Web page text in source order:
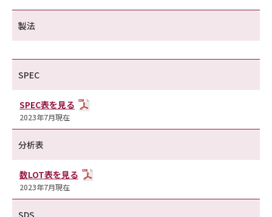
製法
SPEC
SPEC表を見る
2023年7月現在
分析表
数LOT表を見る
2023年7月現在